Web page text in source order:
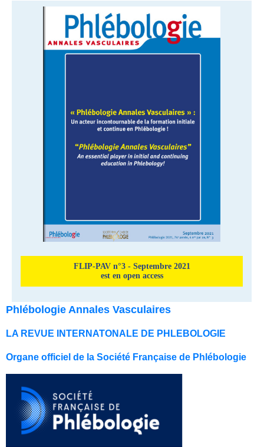
FLIP-PAV n°3 - Septembre 2021
est en open access
Phlébologie Annales Vasculaires
LA REVUE INTERNATONALE DE PHLEBOLOGIE
Organe officiel de la Société Française de Phlébologie